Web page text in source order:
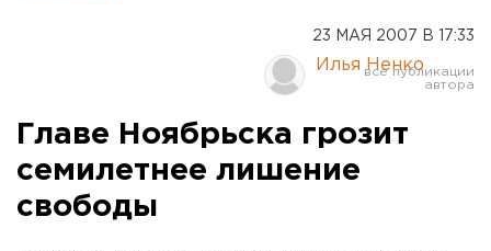
Курган
Оренбург
23 МАЯ 2007 В 17:33
Илья Ненко
Главе Ноябрьска грозит
семилетнее лишение
свободы